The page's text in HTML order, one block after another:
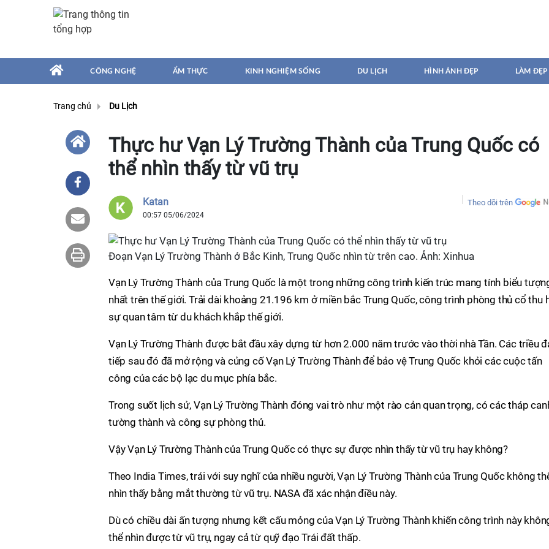
CÔNG NGHỆ ẨM THỰC KINH NGHIỆM SỐNG DU LỊCH HÌNH ẢNH ĐẸP LÀM ĐẸP
Trang chủ Du Lịch
Thực hư Vạn Lý Trường Thành của Trung Quốc có
thể nhìn thấy từ vũ trụ
Katan
00:57 05/06/2024
Theo dõi trên
Đoạn Vạn Lý Trường Thành ở Bắc Kinh, Trung Quốc nhìn từ trên cao. Ảnh: Xinhua
Vạn Lý Trường Thành của Trung Quốc là một trong những công trình kiến ​​trúc mang tính biểu
nhất trên thế giới. Trải dài khoảng 21.196 km ở miền bắc Trung Quốc, công trình phòng thủ cổ thu
sự quan tâm từ du khách khắp thế giới.
Vạn Lý Trường Thành được bắt đầu xây dựng từ hơn 2.000 năm trước vào thời nhà Tần. Các triều
tiếp sau đó đã mở rộng và củng cố Vạn Lý Trường Thành để bảo vệ Trung Quốc khỏi các cuộc tấn
công của các bộ lạc du mục phía bắc.
Trong suốt lịch sử, Vạn Lý Trường Thành đóng vai trò như một rào cản quan trọng, có các tháp
tường thành và công sự phòng thủ.
Vậy Vạn Lý Trường Thành của Trung Quốc có thực sự được nhìn thấy từ vũ trụ hay không?
Theo India Times, trái với suy nghĩ của nhiều người, Vạn Lý Trường Thành của Trung Quốc không
nhìn thấy bằng mắt thường từ vũ trụ. NASA đã xác nhận điều này.
Dù có chiều dài ấn tượng nhưng kết cấu mỏng của Vạn Lý Trường Thành khiến công trình này
thể nhìn được từ vũ trụ, ngay cả từ quỹ đạo Trái đất thấp.